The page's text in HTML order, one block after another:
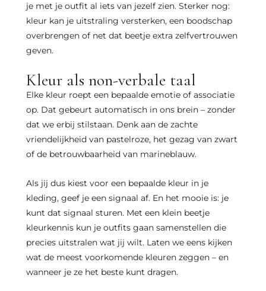
je met je outfit al iets van jezelf zien. Sterker nog:
kleur kan je uitstraling versterken, een boodschap
overbrengen of net dat beetje extra zelfvertrouwen
geven.
Kleur als non-verbale taal
Elke kleur roept een bepaalde emotie of associatie
op. Dat gebeurt automatisch in ons brein – zonder
dat we erbij stilstaan. Denk aan de zachte
vriendelijkheid van pastelroze, het gezag van zwart
of de betrouwbaarheid van marineblauw.
Als jij dus kiest voor een bepaalde kleur in je
kleding, geef je een signaal af. En het mooie is: je
kunt dat signaal sturen. Met een klein beetje
kleurkennis kun je outfits gaan samenstellen die
precies uitstralen wat jij wilt. Laten we eens kijken
wat de meest voorkomende kleuren zeggen – en
wanneer je ze het beste kunt dragen.